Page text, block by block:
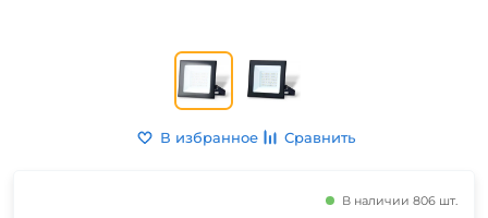
В избранное Сравнить
В наличии 806 шт.